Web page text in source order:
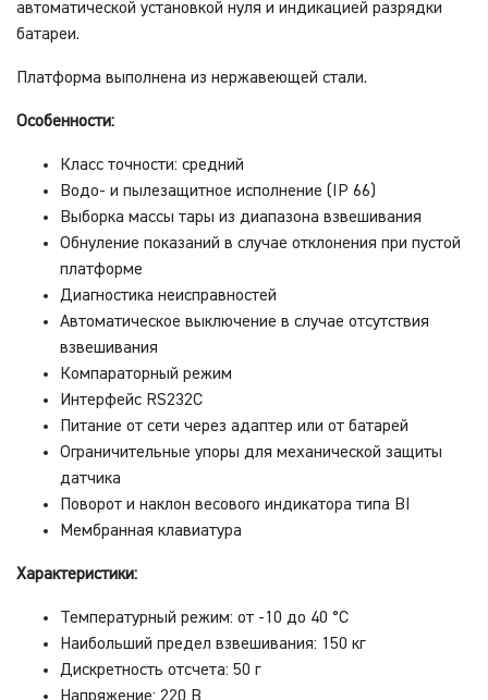
автоматической установкой нуля и индикацией разрядки
батареи.
Платформа выполнена из нержавеющей стали.
Особенности:
Класс точности: средний
Водо- и пылезащитное исполнение (IP 66)
Выборка массы тары из диапазона взвешивания
Обнуление показаний в случае отклонения при пустой
платформе
Диагностика неисправностей
Автоматическое выключение в случае отсутствия
взвешивания
Компараторный режим
Интерфейс RS232C
Питание от сети через адаптер или от батарей
Ограничительные упоры для механической защиты
датчика
Поворот и наклон весового индикатора типа BI
Мембранная клавиатура
Характеристики:
Температурный режим: от -10 до 40 °С
Наибольший предел взвешивания: 150 кг
Дискретность отсчета: 50 г